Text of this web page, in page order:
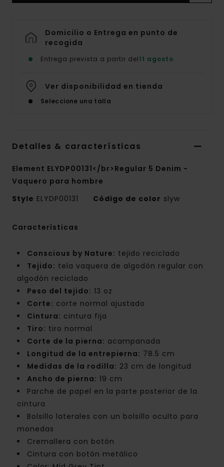
Domicilio o Entrega en punto de
recogida
Entrega prevista a partir del11 agosto
Ver disponibilidad en tienda
Seleccione una talla
Detalles & características
Element ELYDP00131</br>Regular 5 Denim -
Vaquero para hombre
Style ELYDP00131 Código de color slyw
Características
Conscious by Nature: tejido reciclado
Tejido: tela vaquera de algodón regular con
algodón reciclado
Peso del tejido: 13 oz
Corte: corte normal ajustado
Cintura: cintura fija
Tiro: tiro normal
Corte de la pierna: acampanada
Longitud de la entrepierna: 78.5 cm
Medidas de la rodilla: 23 cm de longitud
Ancho de pierna: 19 cm
Parche de papel en la parte posterior de la
cintura
Bolsillo laterales con un bolsillo oculto para
monedas
Cremallera con botón
Cintura con botón metálico